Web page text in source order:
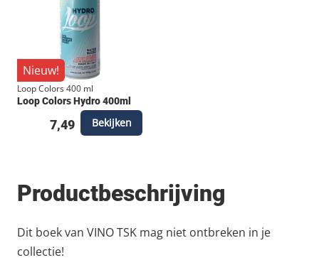
Nieuw!
Loop Colors 400 ml
Loop Colors Hydro 400ml
7,49 Bekijken
Productbeschrijving
Dit boek van VINO TSK mag niet ontbreken in je
collectie!